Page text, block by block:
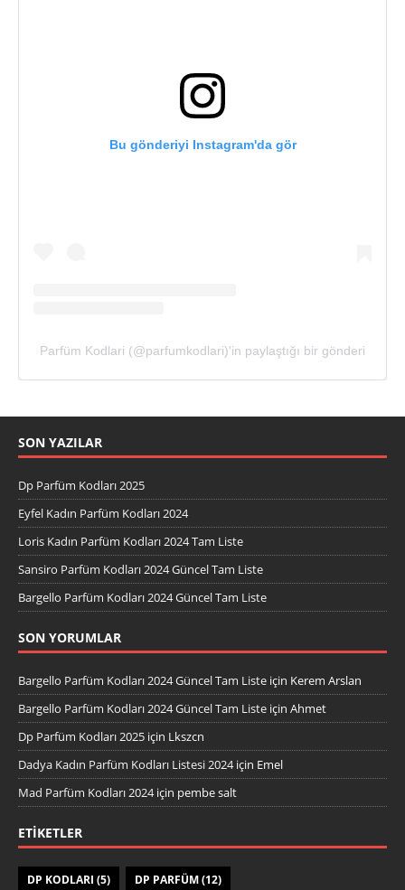
Bu gönderiyi Instagram'da gör
Parfüm Kodlari (@parfumkodlari)'in paylaştığı bir gönderi
SON YAZILAR
Dp Parfüm Kodları 2025
Eyfel Kadın Parfüm Kodları 2024
Loris Kadın Parfüm Kodları 2024 Tam Liste
Sansiro Parfüm Kodları 2024 Güncel Tam Liste
Bargello Parfüm Kodları 2024 Güncel Tam Liste
SON YORUMLAR
Bargello Parfüm Kodları 2024 Güncel Tam Liste için Kerem Arslan
Bargello Parfüm Kodları 2024 Güncel Tam Liste için Ahmet
Dp Parfüm Kodları 2025 için Lkszcn
Dadya Kadın Parfüm Kodları Listesi 2024için Emel
Mad Parfüm Kodları 2024için pembe salt
ETIKETLER
DP KODLARI (5) DP PARFÜM(12)